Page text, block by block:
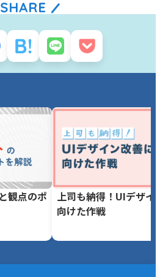
観点のポ
上司も納得！UIデザイ
向けた作戦